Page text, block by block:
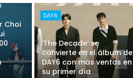
Choi
DAY6
‘The Decade’ se
convierte en el álbum de
DAY6 con más ventas en
su primer día